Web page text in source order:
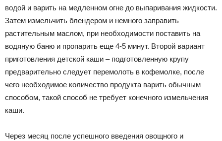
водой и варить на медленном огне до выпаривания жидкости.
Затем измельчить блендером и немного заправить
растительным маслом, при необходимости поставить на
водяную баню и пропарить еще 4-5 минут. Второй вариант
приготовления детской каши – подготовленную крупу
предварительно следует перемолоть в кофемолке, после
чего необходимое количество продукта варить обычным
способом, такой способ не требует конечного измельчения
каши.
Через месяц после успешного введения овощного и